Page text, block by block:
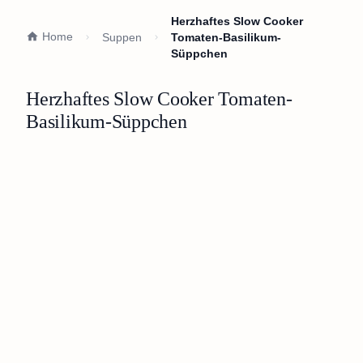
Home Suppen
Herzhaftes Slow Cooker
Tomaten-Basilikum-
Süppchen
Herzhaftes Slow Cooker Tomaten-
Basilikum-Süppchen